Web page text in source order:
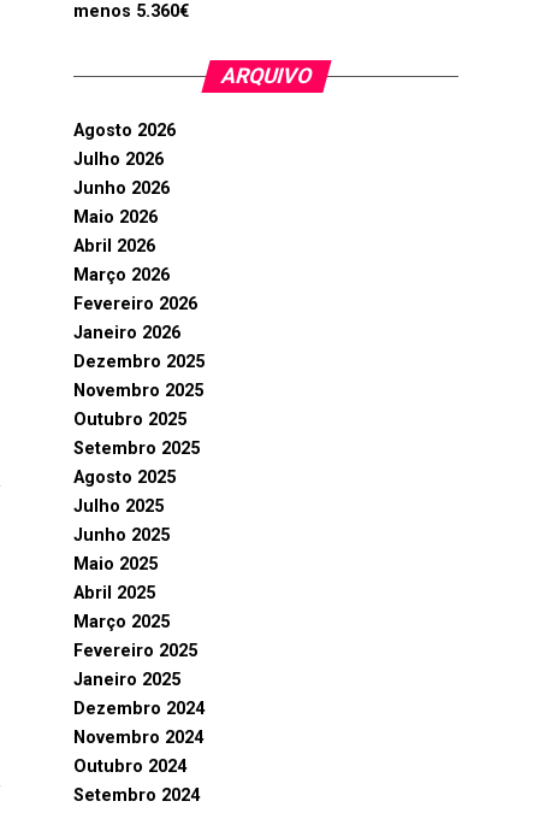
menos 5.360€
ARQUIVO
Agosto 2026
Julho 2026
Junho 2026
Maio 2026
Abril 2026
Março 2026
Fevereiro 2026
Janeiro 2026
Dezembro 2025
Novembro 2025
Outubro 2025
Setembro 2025
Agosto 2025
Julho 2025
Junho 2025
Maio 2025
Abril 2025
Março 2025
Fevereiro 2025
Janeiro 2025
Dezembro 2024
Novembro 2024
Outubro 2024
Setembro 2024